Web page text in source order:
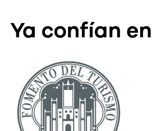
Ya confían